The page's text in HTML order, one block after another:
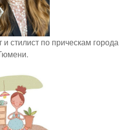
стилист по прическам города